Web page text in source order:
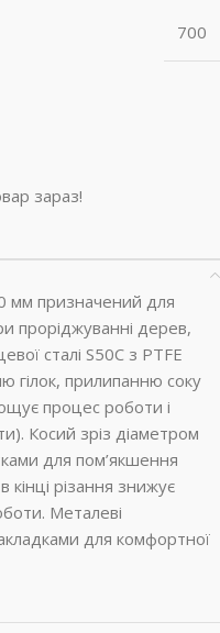
700
зараз!
мм призначений для
проріджуванні дерев,
сталі S50C з PTFE
гілок, прилипанню соку
процес роботи і
Косий зріз діаметром
для пом’якшення
кінці різання знижує
Металеві
для комфортної